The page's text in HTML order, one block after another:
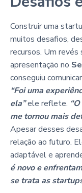
Construir uma
muitos desafios,
recursos. Um revés
apresentação no
conseguiu
“Foi uma
ela”ele reflete.
me tornou mais
Apesar desses
relação ao futuro.
adaptável e
é novo e
se trata as